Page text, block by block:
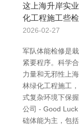
这上海升岸实
化工程施工些
2026-02-27
军队体能检修是
紧要程序。科学
力量和无邪性上
林绿化工程施工
式复杂环境下保
公司 - Good
础体能为主，包